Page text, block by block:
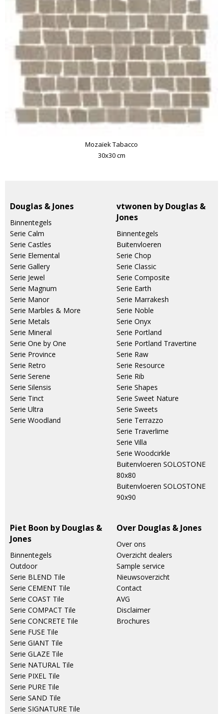
Mozaïek Tabacco
30x30 cm
Douglas & Jones
Binnentegels
Serie Calm
Serie Castles
Serie Elemental
Serie Gallery
Serie Jewel
Serie Magnum
Serie Manor
Serie Marbles & More
Serie Metals
Serie Mineral
Serie One by One
Serie Province
Serie Retro
Serie Serene
Serie Silensis
Serie Tinct
Serie Ultra
Serie Woodland
vtwonen by Douglas &
Jones
Binnentegels
Buitenvloeren
Serie Chop
Serie Classic
Serie Composite
Serie Earth
Serie Marrakesh
Serie Noble
Serie Onyx
Serie Portland
Serie Portland Travertine
Serie Raw
Serie Resource
Serie Rib
Serie Shapes
Serie Sweet Nature
Serie Sweets
Serie Terrazzo
Serie Traverlime
Serie Villa
Serie Woodcirkle
Buitenvloeren SOLOSTONE
80x80
Buitenvloeren SOLOSTONE
90x90
Piet Boon by Douglas &
Jones
Binnentegels
Outdoor
Serie BLEND Tile
Serie CEMENT Tile
Serie COAST Tile
Serie COMPACT Tile
Serie CONCRETE Tile
Serie FUSE Tile
Serie GIANT Tile
Serie GLAZE Tile
Serie NATURAL Tile
Serie PIXEL Tile
Serie PURE Tile
Serie SAND Tile
Serie SIGNATURE Tile
Over Douglas & Jones
Over ons
Overzicht dealers
Sample service
Nieuwsoverzicht
Contact
AVG
Disclaimer
Brochures